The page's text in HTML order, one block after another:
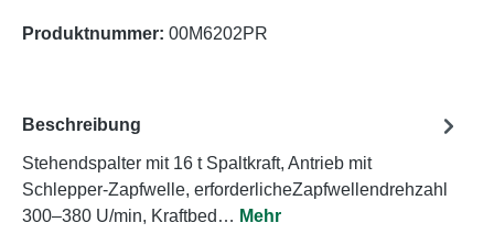
Produktnummer: 00M6202PR
Beschreibung
Stehendspalter mit 16 t Spaltkraft, Antrieb mit
Schlepper-Zapfwelle, erforderlicheZapfwellendrehzahl
300–380 U/min, Kraftbed… Mehr